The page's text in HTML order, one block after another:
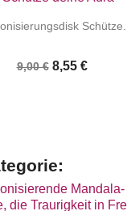
 | Schütze...
9,00 € 8,55 €